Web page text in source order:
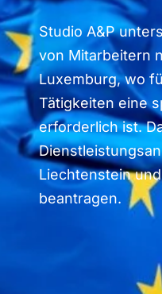
Studio A&P
von Mitarbeitern
Luxemburg, wo
Tätigkeiten eine
erforderlich ist.
Liechtenstein
beantragen.